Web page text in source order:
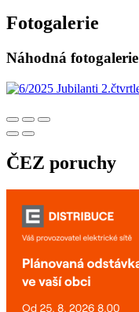
Fotogalerie
Náhodná fotogalerie
ČEZ poruchy